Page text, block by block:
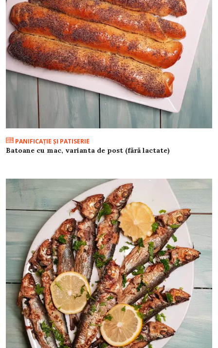
PANIFICAŢIE ŞI PATISERIE
Batoane cu mac, varianta de post (fără lactate)